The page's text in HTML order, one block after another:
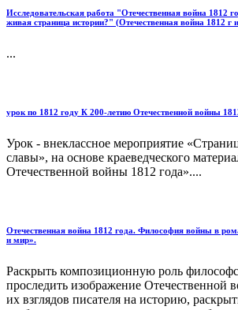
Исследовательская работа "Отечественная война 1812
живая страница истории?" (Отечественная война 1812 г
...
урок по 1812 году К 200-летию Отечественной войны
Урок - внеклассное мероприятие
славы», на основе краеведческого
Отечественной войны 1812 года»....
Отечественная война 1812 года. Философия войны в
и мир».
Раскрыть композиционную роль
проследить изображение Отечественной
их взглядов писателя на историю,